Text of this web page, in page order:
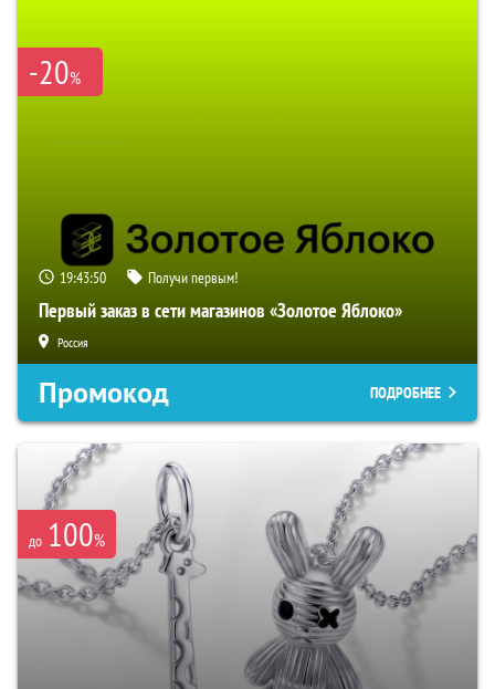
-20%
19:43:48 Получи первым!
Первый заказ в сети магазинов «Золотое Яблоко»
Россия
Промокод ПОДРОБНЕЕ
до 100%